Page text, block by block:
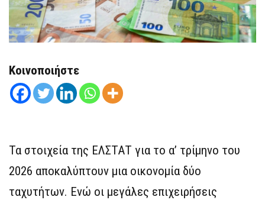
Κοινοποιήστε
Τα στοιχεία της ΕΛΣΤΑΤ για το α’ τρίμηνο του
2026 αποκαλύπτουν μια οικονομία δύο
ταχυτήτων. Ενώ οι μεγάλες επιχειρήσεις